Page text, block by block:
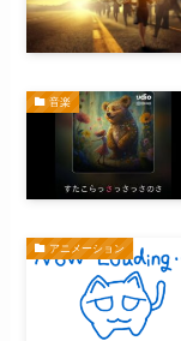
音楽
アニメーション